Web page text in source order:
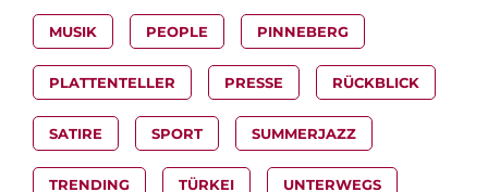
MUSIK PEOPLE PINNEBERG
PLATTENTELLER PRESSE RÜCKBLICK
SATIRE SPORT SUMMERJAZZ
TRENDING TÜRKEI UNTERWEGS